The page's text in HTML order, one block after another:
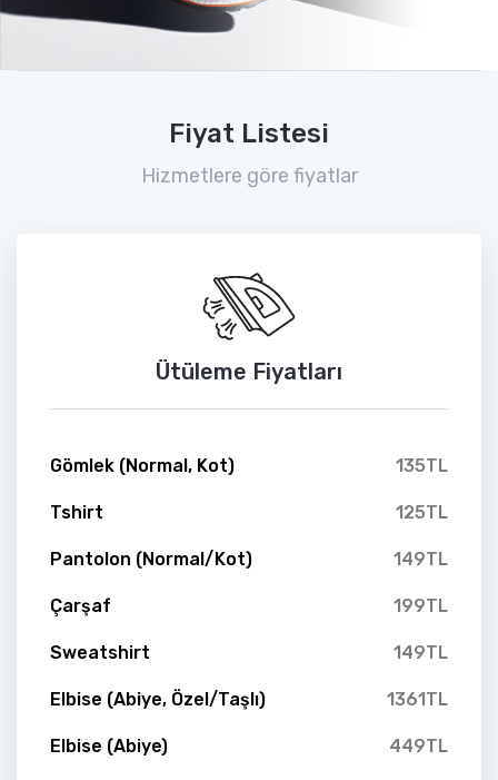
Fiyat Listesi
Hizmetlere göre fiyatlar
Ütüleme Fiyatları
Gömlek (Normal, Kot) 135TL
Tshirt 125TL
Pantolon (Normal/Kot) 149TL
Çarşaf 199TL
Sweatshirt 149TL
Elbise (Abiye, Özel/Taşlı) 1361TL
Elbise (Abiye) 449TL